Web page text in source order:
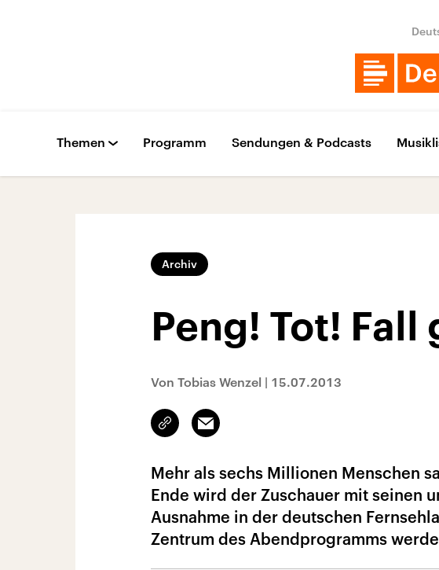
Themen Programm Sendungen & Podcasts
Archiv
Peng! Tot! Fall
Von Tobias Wenzel | 15.07.2013
Link
kopieren/teilen
Email
Mehr als sechs Millionen Menschen
Ende wird der Zuschauer mit seinen
Ausnahme in der deutschen
Zentrum des Abendprogramms